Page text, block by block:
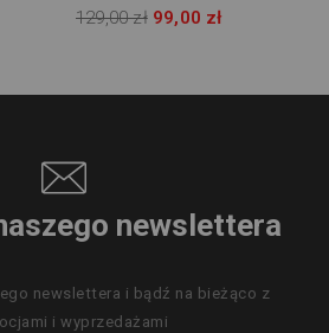
26/27 League J350
129,00 zł 99,00 zł
newslettera
newslettera i bądź na bieżąco z
i wyprzedażami